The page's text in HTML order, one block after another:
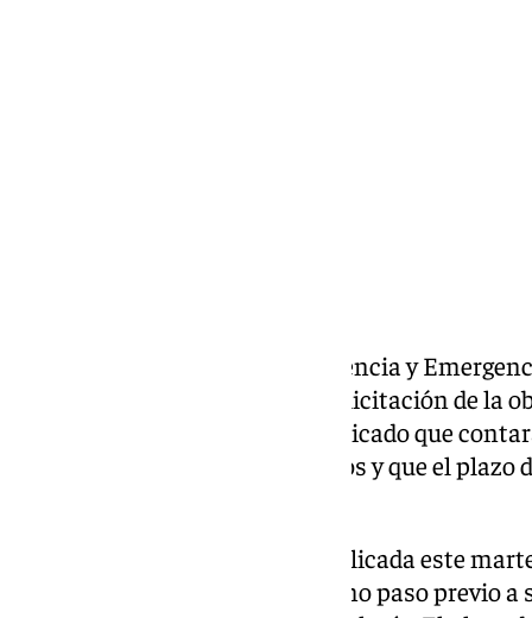
El consejero de Sanidad, Presidencia y
Antonio Sanz, ha anunciado la licitación de la
. Sanz ha explicado que
superará los 15 millones de euros y que el
La licitación de la obra será publicada este
Oficial de la Unión Europea como paso previo